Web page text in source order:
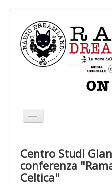
Cambia
navigazione
CHI SIAMO
IL FONDATORE
Centro Studi
conferenza
Celtica"